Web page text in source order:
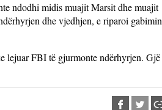
ndodhi midis muajit Marsit dhe muajit
dhe vjedhjen, e riparoi gabimin
lejuar FBI të gjurmonte ndërhyrjen. Gjë